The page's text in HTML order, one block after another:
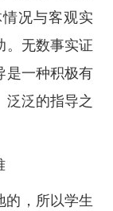
况与客观实
。无数事实证
是一种积极有
泛泛的指导之
的，所以学生